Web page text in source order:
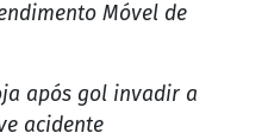
Móvel de
após gol invadir a
acidente